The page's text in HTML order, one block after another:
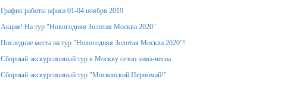
График работы офиса 01-04 ноября 2019
Акция! На тур "Новогодняя Золотая Москва 2020"
Последние места на тур "Новогодняя Золотая Москва 2020"!
Сборный экскурсионный тур в Москву сезон зима-весна
Сборный экскурсионный тур "Московский Первомай!"